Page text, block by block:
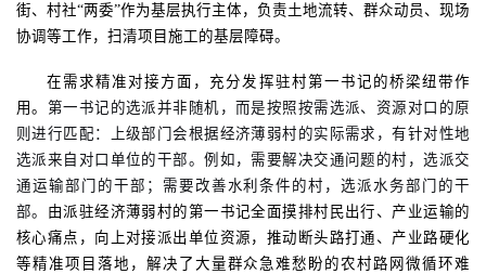
街、村社“两委”作为基层执行主体，负责土地流转、群众动员、现场
协调等工作，扫清项目施工的基层障碍。
在需求精准对接方面，充分发挥驻村第一书记 的桥梁纽带作
用。 第一书记的选派并非随机，而是按照按需选派、资源对口的原
则进行匹配：上级部门会根据经济薄弱村的实际需求，有针对性地
选派来自对口单位的干部。例如，需要解决交通问题的村，选派交
通运输部门的干部；需要改善水利条件的村，选派水务部门的干
部。 由派驻经济薄弱村的第一书记全面摸排村民出行、产业运输的
核心痛点，向上对接派出单位资源，推动断头路打通、产业路硬化
等精准项目落地，解决了大量群众急难愁盼的农村路网微循环难